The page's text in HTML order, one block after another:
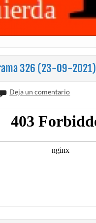
326 (23-09-2021)
Deja un comentario